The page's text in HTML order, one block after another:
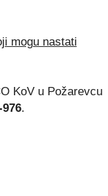
mogu nastati
KoV u Požarevcu
.